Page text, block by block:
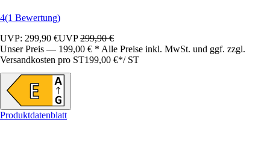
4(1 Bewertung)
UVP: 299,90 €UVP299,90 €
Unser Preis — 199,00 € * Alle Preise inkl. MwSt. und ggf. zzgl.
Versandkosten pro ST199,00 €*/ ST
Produktdatenblatt